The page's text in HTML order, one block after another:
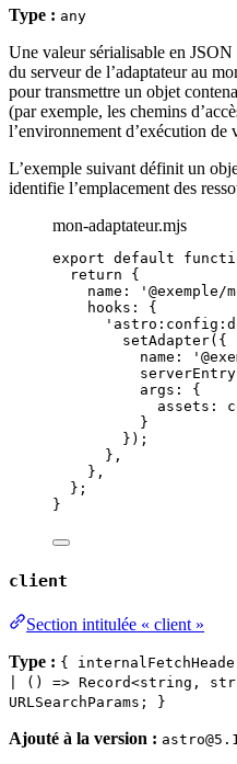
Type : any
Une valeur sérialisable en JSON
du serveur de l’adaptateur au
pour transmettre un objet
(par exemple, les chemins
l’environnement d’exécution de
L’exemple suivant définit un
identifie l’emplacement des
mon-adaptateur.mjs
export default
return {
name:
' @exemple/
hooks: {
'
setAdapter({
name:
'
args: {
assets:
}
});
} ,
} ,
};
}
client
Section intitulée « client »
Type : {
| () => Record<string,
URLSearchParams; }
Ajouté à la version :